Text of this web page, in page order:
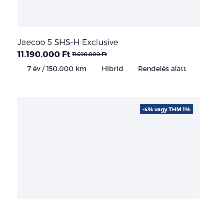
Jaecoo 5 SHS-H Exclusive
11.190.000 Ft 11.690.000 Ft
7 év / 150.000 km Hibrid Rendelés alatt
-4% vagy THM 1%